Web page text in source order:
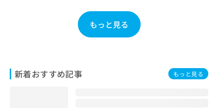
もっと見る
新着おすすめ記事 もっと見る
こ